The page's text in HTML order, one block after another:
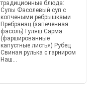
традиционные блюда:
Супы Фасолевый суп с
копчеными ребрышками
Пребранац (запеченная
фасоль) Гуляш Сарма
(фаршированные
капустные листья) Рубец
Свиная рулька с гарниром
Наш...